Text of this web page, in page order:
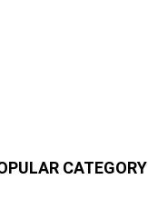
CATEGORY